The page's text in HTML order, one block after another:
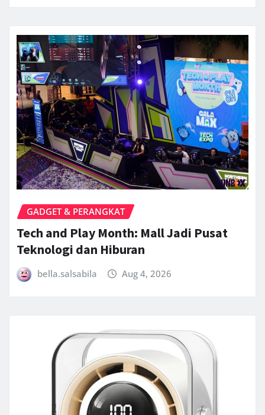
GADGET & PERANGKAT
Tech and Play Month: Mall Jadi Pusat
Teknologi dan Hiburan
bella.salsabila Aug 4, 2026